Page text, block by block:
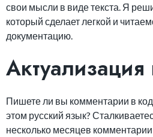
свои мысли в виде текста. Я
который сделает легкой и
документацию.
Пишете ли вы комментарии в
этом русский язык?
несколько месяцев